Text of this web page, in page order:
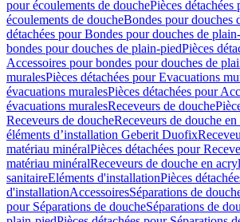
pour écoulements de douchePièces
écoulements de doucheBondes pour douches
détachées pour Bondes pour douches de
bondes pour douches de plain-piedPièces
Accessoires pour bondes pour douches de
muralesPièces détachées pour Evacuations
évacuations muralesPièces détachées pour
évacuations muralesReceveurs de douche
Receveurs de doucheReceveurs de douche
éléments d’installation Geberit Duofix
matériau minéralPièces détachées pour
matériau minéralReceveurs de douche en
sanitaireEléments d'installationPièces
d'installationAccessoiresSéparations de
pour Séparations de doucheSéparations de